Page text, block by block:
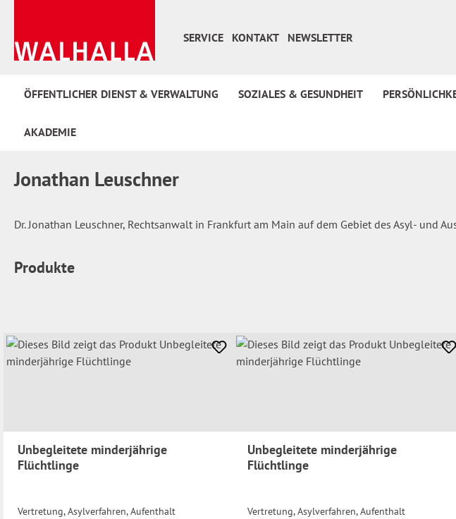
SERVICE
KONTAKT NEWSLETTER
ÖFFENTLICHER DIENST & VERWALTUNG SOZIALES & GESUNDHEIT
AKADEMIE
Jonathan Leuschner
Dr. Jonathan Leuschner, Rechtsanwalt in Frankfurt am Main auf dem Gebiet des Asyl- und
Produkte
Unbegleitete minderjährige
Flüchtlinge
Vertretung, Asylverfahren, Aufenthalt
Unbegleitete minderjährige
Flüchtlinge
Vertretung, Asylverfahren, Aufenthalt